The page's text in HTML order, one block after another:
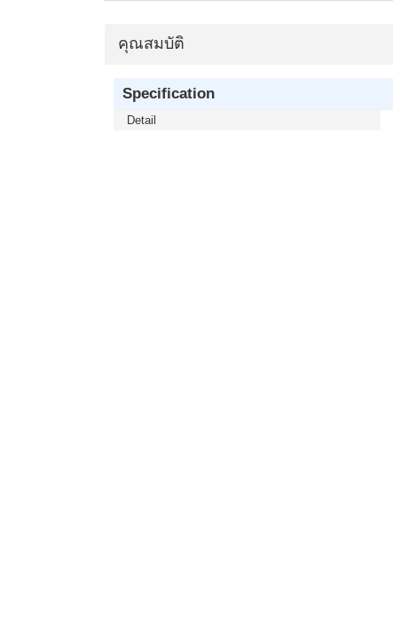
คุณสมบัติ
Specification
Detail